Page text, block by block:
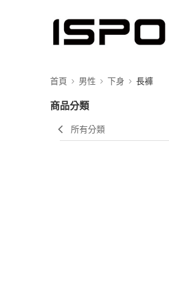
首頁 男性 下身 長褲
商品分類
所有分類